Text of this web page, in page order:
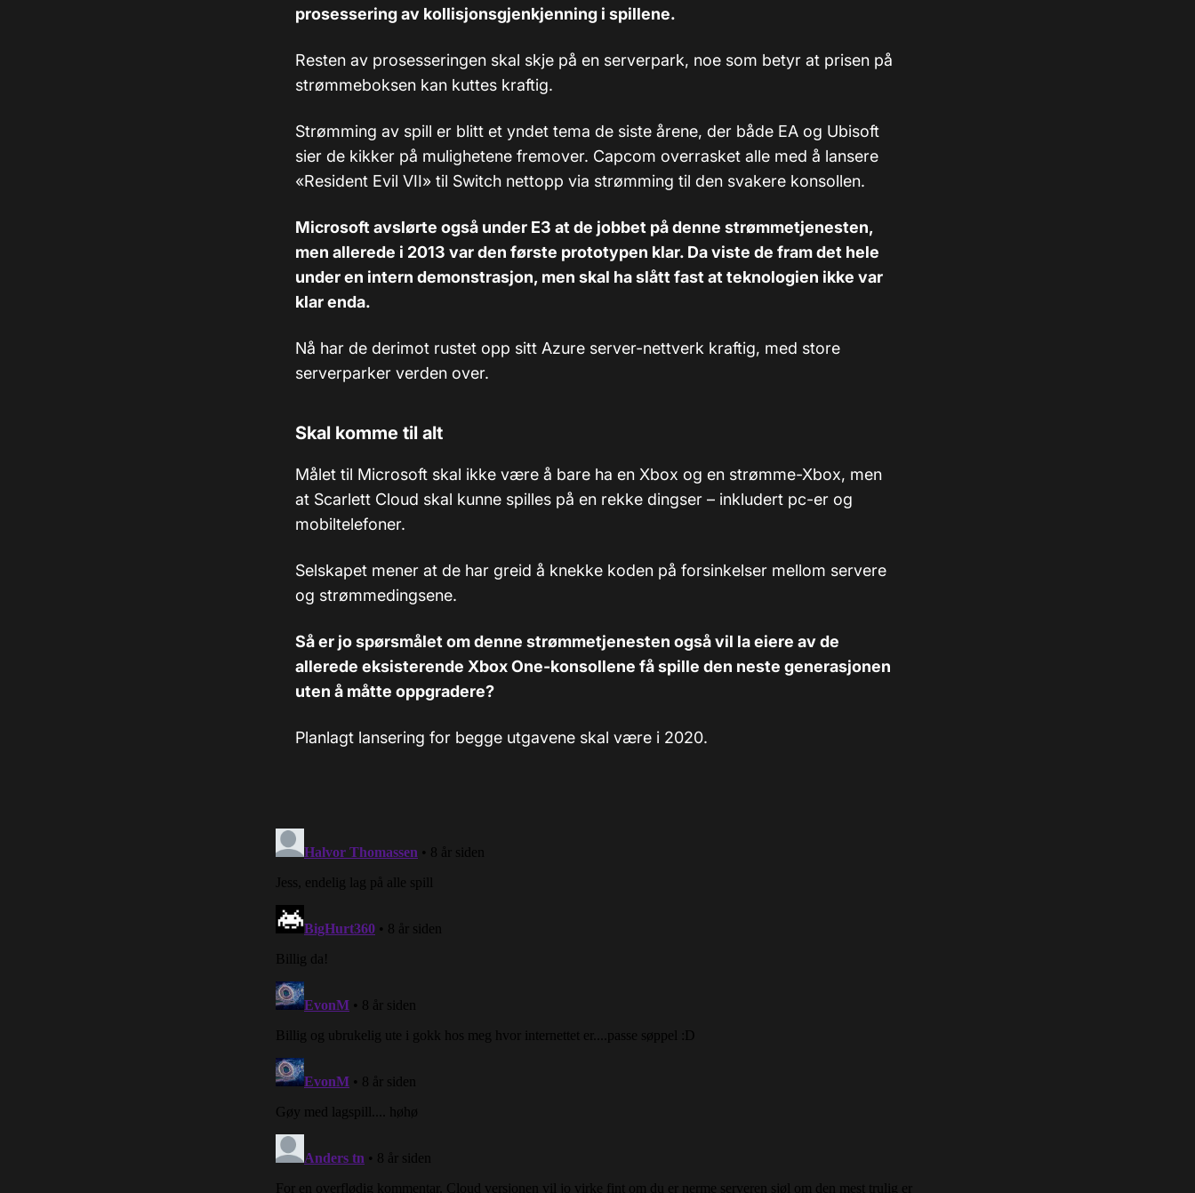
prosessering av kollisjonsgjenkjenning i spillene.
Resten av prosesseringen skal skje på en serverpark, noe som betyr at prisen på
strømmeboksen kan kuttes kraftig.
Strømming av spill er blitt et yndet tema de siste årene, der både EA og Ubisoft
sier de kikker på mulighetene fremover. Capcom overrasket alle med å lansere
«Resident Evil VII» til Switch nettopp via strømming til den svakere konsollen.
Microsoft avslørte også under E3 at de jobbet på denne strømmetjenesten,
men allerede i 2013 var den første prototypen klar. Da viste de fram det hele
under en intern demonstrasjon, men skal ha slått fast at teknologien ikke var
klar enda.
Nå har de derimot rustet opp sitt Azure server-nettverk kraftig, med store
serverparker verden over.
Skal komme til alt
Målet til Microsoft skal ikke være å bare ha en Xbox og en strømme-Xbox, men
at Scarlett Cloud skal kunne spilles på en rekke dingser – inkludert pc-er og
mobiltelefoner.
Selskapet mener at de har greid å knekke koden på forsinkelser mellom servere
og strømmedingsene.
Så er jo spørsmålet om denne strømmetjenesten også vil la eiere av de
allerede eksisterende Xbox One-konsollene få spille den neste generasjonen
uten å måtte oppgradere?
Planlagt lansering for begge utgavene skal være i 2020.